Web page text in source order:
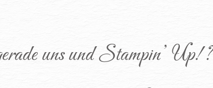
uns und Stampin’ Up!?